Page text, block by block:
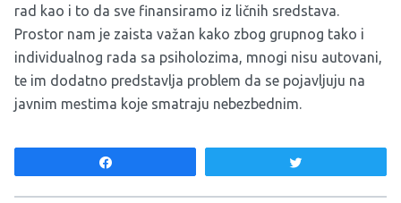
rad kao i to da sve finansiramo iz ličnih sredstava.
Prostor nam je zaista važan kako zbog grupnog tako i
individualnog rada sa psiholozima, mnogi nisu autovani,
te im dodatno predstavlja problem da se pojavljuju na
javnim mestima koje smatraju nebezbednim.